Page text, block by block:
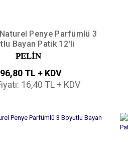
Penye Parfümlü 3
Bayan Patik 12'li
PELİN
TL + KDV
16,40 TL + KDV